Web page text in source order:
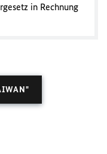
in Rechnung